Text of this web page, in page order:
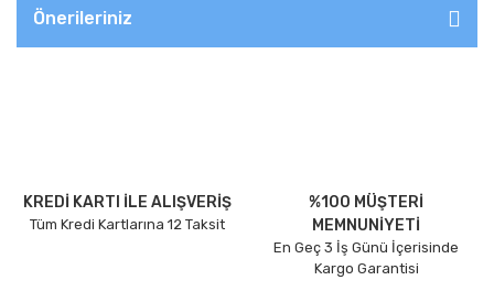
Önerileriniz
KREDİ KARTI İLE ALIŞVERİŞ
Tüm Kredi Kartlarına 12 Taksit
%100 MÜŞTERİ
MEMNUNİYETİ
En Geç 3 İş Günü İçerisinde
Kargo Garantisi